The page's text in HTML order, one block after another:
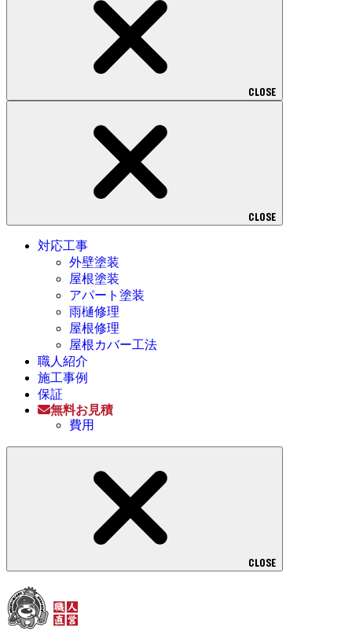
CLOSE
CLOSE
対応工事
外壁塗装
屋根塗装
アパート塗装
雨樋修理
屋根修理
屋根カバー工法
職人紹介
施工事例
保証
無料お見積
費用
CLOSE